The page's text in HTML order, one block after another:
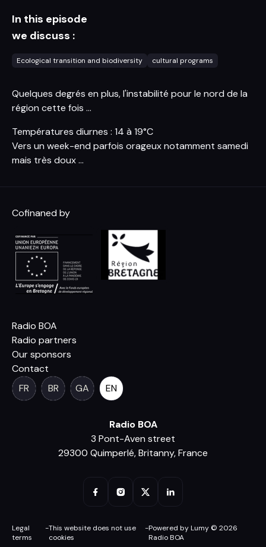
In this episode
we discuss :
Ecological transition and biodiversity cultural programs
Quelques degrés en plus, l'instabilité pour le nord de la
région cette fois ...
Températures diurnes : 14 à 19°C
Vers un week-end parfois orageux notamment samedi
mais très doux ...
Cofinaned by
Radio BOA
Radio partners
Our sponsors
Contact
FR
BR GA EN
Radio BOA
3 Pont-Aven street
29300 Quimperlé, Britanny, France
Legal
terms
-This website does not use
cookies
-Powered by Lumy © 2026
Radio BOA